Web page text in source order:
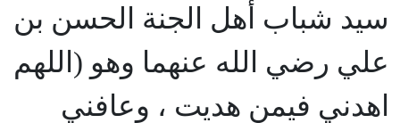
سيد شباب أهل الجنة الحسن بن
علي رضي الله عنهما وهو (اللهم
اهدني فيمن هديت ، وعافني